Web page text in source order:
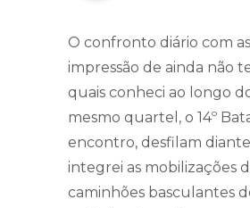
O confronto diário com
impressão de ainda não
quais conheci ao longo
mesmo quartel, o 14º
encontro, desfilam diante
integrei as mobilizações
caminhões basculantes